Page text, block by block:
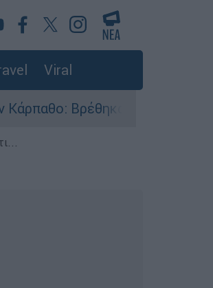
Viral
παλιά πυρομαχικά στο